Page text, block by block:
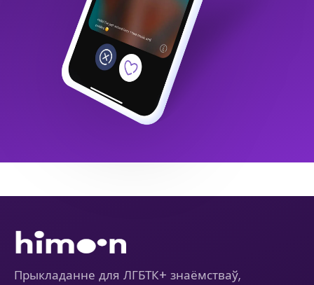
Прыкладанне для ЛГБТК+ знаёмстваў,